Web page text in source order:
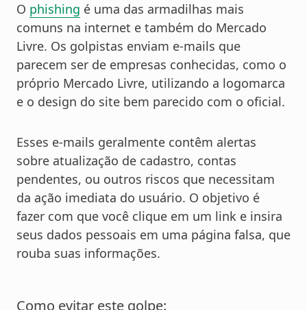
O phishing é uma das armadilhas mais
comuns na internet e também do Mercado
Livre. Os golpistas enviam e-mails que
parecem ser de empresas conhecidas, como o
próprio Mercado Livre, utilizando a logomarca
e o design do site bem parecido com o oficial.
Esses e-mails geralmente contêm alertas
sobre atualização de cadastro, contas
pendentes, ou outros riscos que necessitam
da ação imediata do usuário. O objetivo é
fazer com que você clique em um link e insira
seus dados pessoais em uma página falsa, que
rouba suas informações.
Como evitar este golpe: